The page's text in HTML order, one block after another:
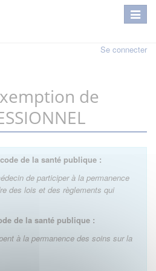
Se connecter
de
de la santé publique :
de participer à la permanence
des lois et des règlements qui
de la santé publique :
à la permanence des soins sur la